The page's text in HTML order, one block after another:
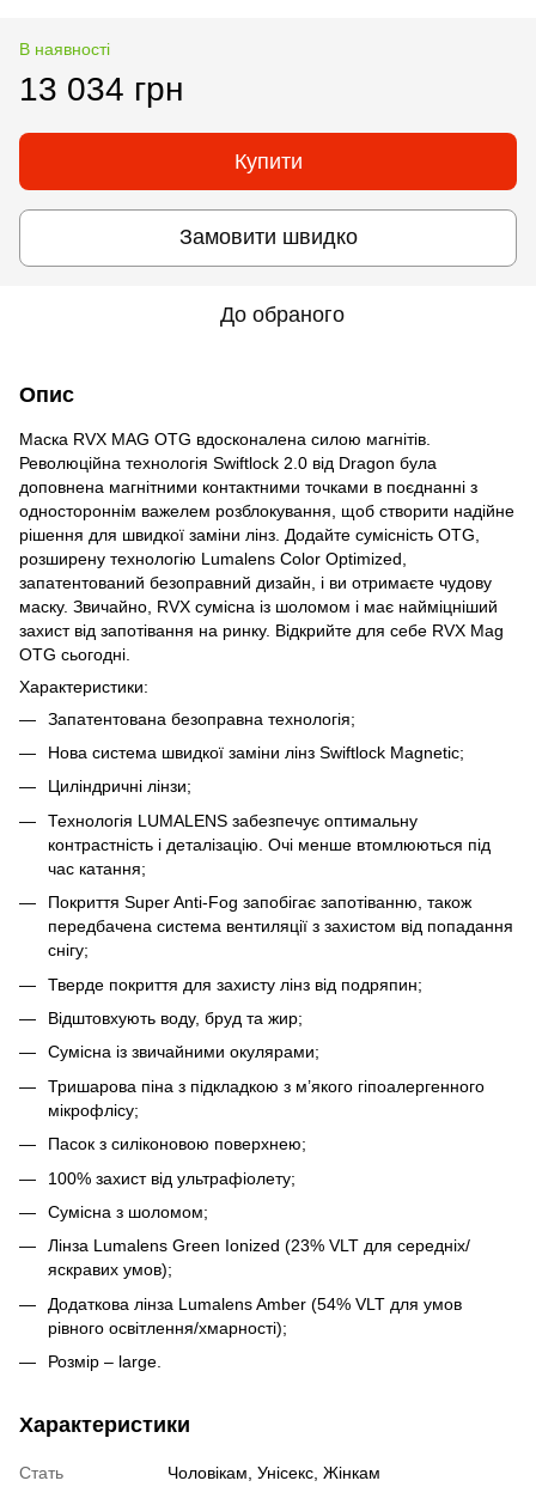
В наявності
13 034 грн
Купити
Замовити швидко
До обраного
Опис
Маска RVX MAG OTG вдосконалена силою магнітів.
Революційна технологія Swiftlock 2.0 від Dragon була
доповнена магнітними контактними точками в поєднанні з
одностороннім важелем розблокування, щоб створити надійне
рішення для швидкої заміни лінз. Додайте сумісність OTG,
розширену технологію Lumalens Color Optimized,
запатентований безоправний дизайн, і ви отримаєте чудову
маску. Звичайно, RVX сумісна із шоломом і має найміцніший
захист від запотівання на ринку. Відкрийте для себе RVX Mag
OTG сьогодні.
Характеристики:
Запатентована безоправна технологія;
Нова система швидкої заміни лінз Swiftlock Magnetic;
Циліндричні лінзи;
Технологія LUMALENS забезпечує оптимальну
контрастність і деталізацію. Очі менше втомлюються під
час катання;
Покриття Super Anti-Fog запобігає запотіванню, також
передбачена система вентиляції з захистом від попадання
снігу;
Тверде покриття для захисту лінз від подряпин;
Відштовхують воду, бруд та жир;
Сумісна із звичайними окулярами;
Тришарова піна з підкладкою з м’якого гіпоалергенного
мікрофлісу;
Пасок з силіконовою поверхнею;
100% захист від ультрафіолету;
Сумісна з шоломом;
Лінза Lumalens Green Ionized (23% VLT для середніх/
яскравих умов);
Додаткова лінза Lumalens Amber (54% VLT для умов
рівного освітлення/хмарності);
Розмір – large.
Характеристики
Стать Чоловікам, Унісекс, Жінкам